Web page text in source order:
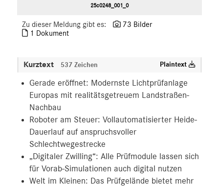
25c0248_001_0
Zu dieser Meldung gibt es:
73 Bilder
1 Dokument
Kurztext 537 Zeichen Plaintext
Gerade eröffnet: Modernste Lichtprüfanlage
Europas mit realitätsgetreuem Landstraßen-
Nachbau
Roboter am Steuer: Vollautomatisierter Heide-
Dauerlauf auf anspruchsvoller
Schlechtwegestrecke
„Digitaler Zwilling“: Alle Prüfmodule lassen sich
für Vorab-Simulationen auch digital nutzen
Welt im Kleinen: Das Prüfgelände bietet mehr